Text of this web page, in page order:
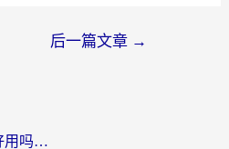
后一篇文章 →
海外党必看：穿梭VPN好用吗？和云帆VPN对比哪个回国效果更好？附真实测评+避坑指南